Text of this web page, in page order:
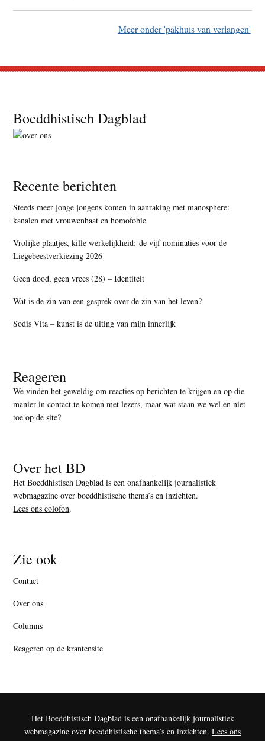
Meer onder 'pakhuis van verlangen'
Footer
Boeddhistisch Dagblad
Recente berichten
Steeds meer jonge jongens komen in aanraking met manosphere:
kanalen met vrouwenhaat en homofobie
Vrolijke plaatjes, kille werkelijkheid: de vijf nominaties voor de
Liegebeestverkiezing 2026
Geen dood, geen vrees (28) – Identiteit
Wat is de zin van een gesprek over de zin van het leven?
Sodis Vita – kunst is de uiting van mijn innerlijk
Reageren
We vinden het geweldig om reacties op berichten te krijgen en op die
manier in contact te komen met lezers, maarwat staan we wel en niet
toe op de site?
Over het BD
Het Boeddhistisch Dagblad is een onafhankelijk journalistiek
webmagazine over boeddhistische thema’s en inzichten.
Lees ons colofon.
Zie ook
Contact
Over ons
Columns
Reageren op de krantensite
Het Boeddhistisch Dagblad is een onafhankelijk journalistiek
webmagazine over boeddhistische thema’s en inzichten. Lees ons